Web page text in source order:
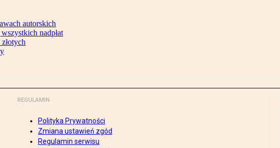
autorskich
nadpłat
REGULAMIN
Polityka Prywatności
Zmiana ustawień zgód
Regulamin serwisu